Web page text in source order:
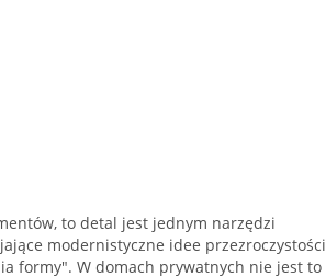
to detal jest jednym narzędzi
modernistyczne idee przezroczystości
formy". W domach prywatnych nie jest to